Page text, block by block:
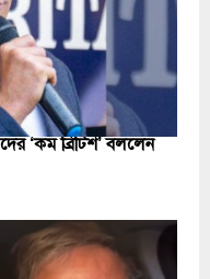
‘কম ব্রিটিশ’ বললেন